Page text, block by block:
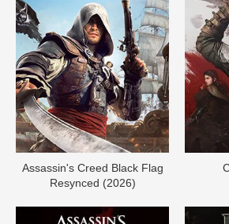
Assassin's Creed Black Flag
Resynced (2026)